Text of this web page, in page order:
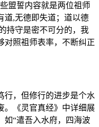
盟誓内容就是两位祖师
道,无德即失道；道以德
持守是密不可分的，我
对照祖师表率，不断纠正
行，但修行的进步是个水
。《灵官真经》中详细展
如“遣吾入水府，四海波